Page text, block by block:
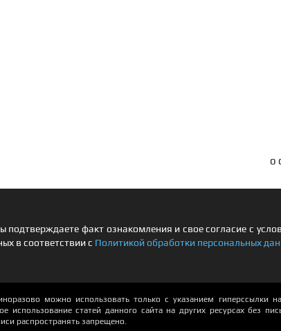
о
факт ознакомления и свое согласие с
в соответствии с Политикой обработки персональных
можно использовать только с указанием гиперссылки
использование статей данного сайта на других ресурсах без
распространять запрещено.